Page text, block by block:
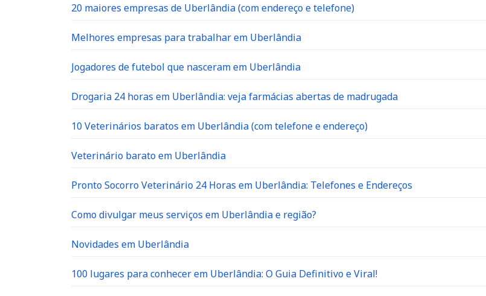
20 maiores empresas de Uberlândia (com endereço e telefone)
Melhores empresas para trabalhar em Uberlândia
Jogadores de futebol que nasceram em Uberlândia
Drogaria 24 horas em Uberlândia: veja farmácias abertas de madrugada
10 Veterinários baratos em Uberlândia (com telefone e endereço)
Veterinário barato em Uberlândia
Pronto Socorro Veterinário 24 Horas em Uberlândia: Telefones e Endereços
Como divulgar meus serviços em Uberlândia e região?
Novidades em Uberlândia
100 lugares para conhecer em Uberlândia: O Guia Definitivo e Viral!